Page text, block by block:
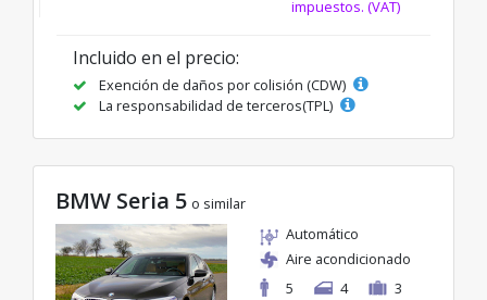
impuestos. (VAT)
Incluido en el precio:
Exención de daños por colisión (CDW)
La responsabilidad de terceros(TPL)
BMW Seria 5 o similar
Automático
Aire acondicionado
5
4 3